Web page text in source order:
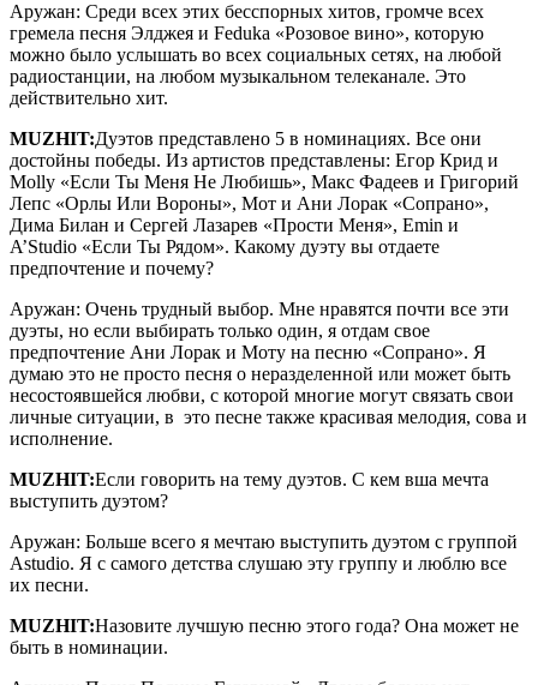
Аружан: Среди всех этих бесспорных хитов, громче всех
гремела песня Элджея и Fedukа «Розовое вино», которую
можно было услышать во всех социальных сетях, на любой
радиостанции, на любом музыкальном телеканале. Это
действительно хит.
MUZHIT:Дуэтов представлено 5 в номинациях. Все они
достойны победы. Из артистов представлены: Егор Крид и
Molly «Если Ты Меня Не Любишь», Макс Фадеев и Григорий
Лепс «Орлы Или Вороны», Мот и Ани Лорак «Сопрано»,
Дима Билан и Сергей Лазарев «Прости Меня», Emin и
A’Studio «Если Ты Рядом». Какому дуэту вы отдаете
предпочтение и почему?
Аружан: Очень трудный выбор. Мне нравятся почти все эти
дуэты, но если выбирать только один, я отдам свое
предпочтение Ани Лорак и Моту на песню «Сопрано». Я
думаю это не просто песня о неразделенной или может быть
несостоявшейся любви, с которой многие могут связать свои
личные ситуации, в это песне также красивая мелодия, сова и
исполнение.
MUZHIT:Если говорить на тему дуэтов. С кем вша мечта
выступить дуэтом?
Аружан: Больше всего я мечтаю выступить дуэтом с группой
Astudio. Я с самого детства слушаю эту группу и люблю все
их песни.
MUZHIT:Назовите лучшую песню этого года? Она может не
быть в номинации.